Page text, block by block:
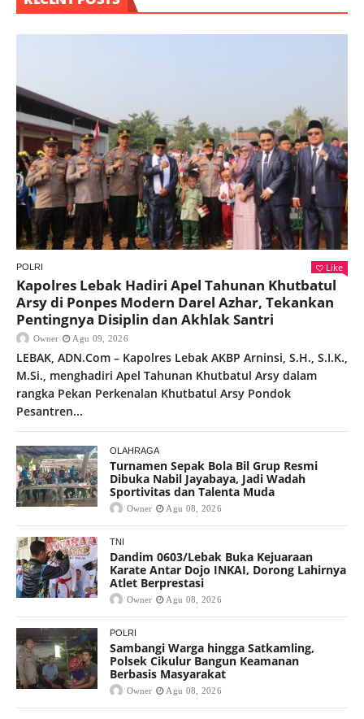
POLRI Like
Kapolres Lebak Hadiri Apel Tahunan Khutbatul
Arsy di Ponpes Modern Darel Azhar, Tekankan
Pentingnya Disiplin dan Akhlak Santri
Owner Agu 09, 2026
LEBAK, ADN.Com – Kapolres Lebak AKBP Arninsi, S.H., S.I.K.,
M.Si., menghadiri Apel Tahunan Khutbatul Arsy dalam
rangka Pekan Perkenalan Khutbatul Arsy Pondok
Pesantren...
OLAHRAGA
Turnamen Sepak Bola Bil Grup Resmi
Dibuka Nabil Jayabaya, Jadi Wadah
Sportivitas dan Talenta Muda
Owner Agu 08, 2026
TNI
Dandim 0603/Lebak Buka Kejuaraan
Karate Antar Dojo INKAI, Dorong Lahirnya
Atlet Berprestasi
Owner Agu 08, 2026
POLRI
Sambangi Warga hingga Satkamling,
Polsek Cikulur Bangun Keamanan
Berbasis Masyarakat
Owner Agu 08, 2026